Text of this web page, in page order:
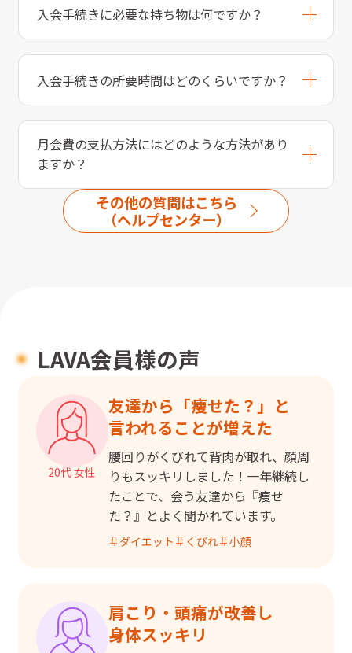
入会手続きに必要な持ち物は何ですか？
入会手続きの所要時間はどのくらいですか？
月会費の支払方法にはどのような方法があり
ますか？
その他の質問はこちら
（ヘルプセンター）
LAVA会員様の声
20代 女性
友達から「痩せた？」と
言われることが増えた
腰回りがくびれて背肉が取れ、顔周
りもスッキリしました！一年継続し
たことで、会う友達から『痩せ
た？』とよく聞かれています。
＃ダイエット ＃ くびれ＃小顔
肩こり・頭痛が改善し
身体スッキリ